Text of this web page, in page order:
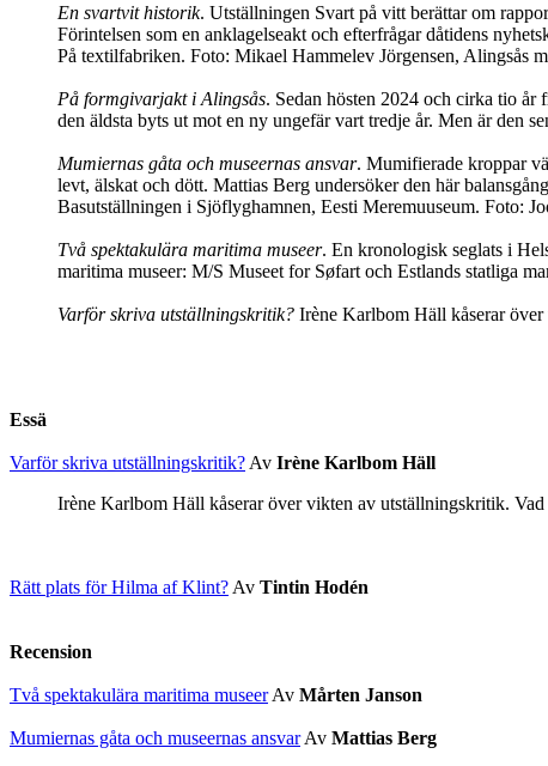
En svartvit historik. Utställningen Svart på vitt berättar om
Förintelsen som en anklagelseakt och efterfrågar dåtidens
På textilfabriken. Foto: Mikael Hammelev Jörgensen, Alingsås
På formgivarjakt i Alingsås. Sedan hösten 2024 och cirka tio år
den äldsta byts ut mot en ny ungefär vart tredje år. Men är den
Mumiernas gåta och museernas ansvar. Mumifierade kroppar
levt, älskat och dött. Mattias Berg undersöker den här
Basutställningen i Sjöflyghamnen, Eesti Meremuuseum. Foto:
Två spektakulära maritima museer. En kronologisk seglats i
maritima museer: M/S Museet for Søfart och Estlands statliga
Varför skriva utställningskritik? Irène Karlbom Häll kåserar
Essä
Varför skriva utställningskritik? Av Irène Karlbom Häll
Irène Karlbom Häll kåserar över vikten av utställningskritik.
Rätt plats för Hilma af Klint? Av Tintin Hodén
Recension
Två spektakulära maritima museerAv Mårten Janson
Mumiernas gåta och museernas ansvarAv Mattias Berg